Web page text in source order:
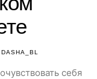
DASHA_BL
себя